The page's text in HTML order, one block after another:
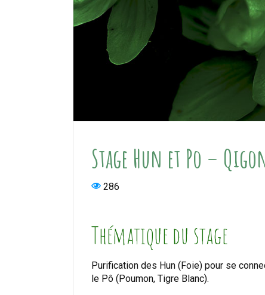
Stage Hun et Po –
286
Thématique du stage
Purification des Hun (Foie) pour se
le Pô (Poumon, Tigre Blanc).